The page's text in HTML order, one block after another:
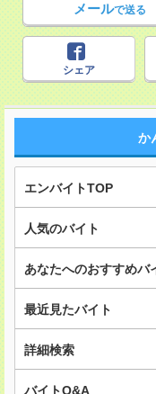
メールで送る
シェア
か
エンバイトTOP
人気のバイト
あなたへのおすすめバ
最近見たバイト
詳細検索
バイトQ&A